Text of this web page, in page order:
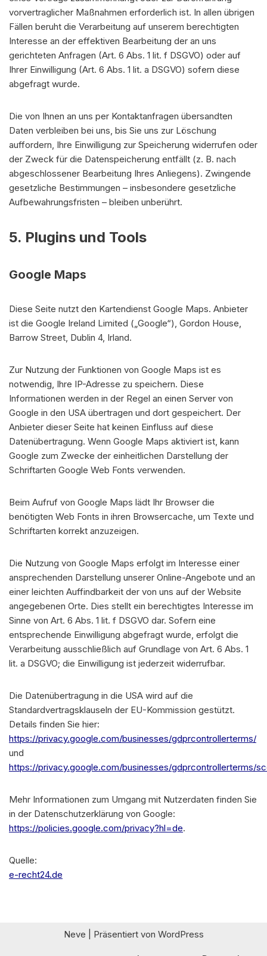
vorvertraglicher Maßnahmen erforderlich ist. In allen übrigen
Fällen beruht die Verarbeitung auf unserem berechtigten
Interesse an der effektiven Bearbeitung der an uns
gerichteten Anfragen (Art. 6 Abs. 1 lit. f DSGVO) oder auf
Ihrer Einwilligung (Art. 6 Abs. 1 lit. a DSGVO) sofern diese
abgefragt wurde.
Die von Ihnen an uns per Kontaktanfragen übersandten
Daten verbleiben bei uns, bis Sie uns zur Löschung
auffordern, Ihre Einwilligung zur Speicherung widerrufen oder
der Zweck für die Datenspeicherung entfällt (z. B. nach
abgeschlossener Bearbeitung Ihres Anliegens). Zwingende
gesetzliche Bestimmungen – insbesondere gesetzliche
Aufbewahrungsfristen – bleiben unberührt.
5. Plugins und Tools
Google Maps
Diese Seite nutzt den Kartendienst Google Maps. Anbieter
ist die Google Ireland Limited („Google“), Gordon House,
Barrow Street, Dublin 4, Irland.
Zur Nutzung der Funktionen von Google Maps ist es
notwendig, Ihre IP-Adresse zu speichern. Diese
Informationen werden in der Regel an einen Server von
Google in den USA übertragen und dort gespeichert. Der
Anbieter dieser Seite hat keinen Einfluss auf diese
Datenübertragung. Wenn Google Maps aktiviert ist, kann
Google zum Zwecke der einheitlichen Darstellung der
Schriftarten Google Web Fonts verwenden.
Beim Aufruf von Google Maps lädt Ihr Browser die
benötigten Web Fonts in ihren Browsercache, um Texte und
Schriftarten korrekt anzuzeigen.
Die Nutzung von Google Maps erfolgt im Interesse einer
ansprechenden Darstellung unserer Online-Angebote und an
einer leichten Auffindbarkeit der von uns auf der Website
angegebenen Orte. Dies stellt ein berechtigtes Interesse im
Sinne von Art. 6 Abs. 1 lit. f DSGVO dar. Sofern eine
entsprechende Einwilligung abgefragt wurde, erfolgt die
Verarbeitung ausschließlich auf Grundlage von Art. 6 Abs. 1
lit. a DSGVO; die Einwilligung ist jederzeit widerrufbar.
Die Datenübertragung in die USA wird auf die
Standardvertragsklauseln der EU-Kommission gestützt.
Details finden Sie hier:
https://privacy.google.com/businesses/gdprcontrollerterms/
und
https://privacy.google.com/businesses/gdprcontrollerterms/
Mehr Informationen zum Umgang mit Nutzerdaten finden Sie
in der Datenschutzerklärung von Google:
https://policies.google.com/privacy?hl=de.
Quelle:
e-recht24.de
Neve | Präsentiert von WordPress